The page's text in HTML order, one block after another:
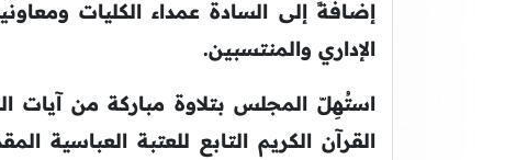
إضافةً إلى السادة عمداء الكليات
الإداري والمنتسبين.
استُهِلّ المجلس بتلاوة مباركة من آيات
القرآن الكريم التابع للعتبة